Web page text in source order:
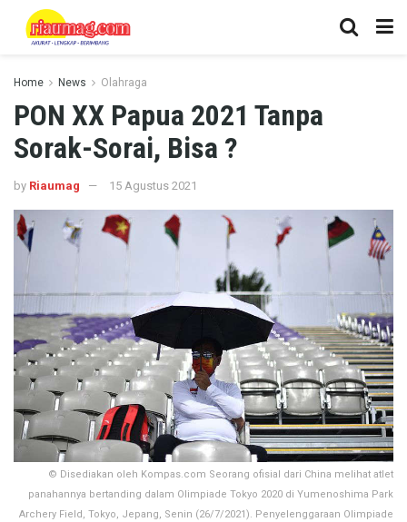
Home News Olahraga
PON XX Papua 2021 Tanpa
Sorak-Sorai, Bisa ?
by Riaumag 15 Agustus 2021
© Disediakan oleh Kompas.com Seorang ofisial dari China melihat atlet
panahannya bertanding dalam Olimpiade Tokyo 2020 di Yumenoshima Park
Archery Field, Tokyo, Jepang, Senin (26/7/2021). Penyelenggaraan Olimpiade